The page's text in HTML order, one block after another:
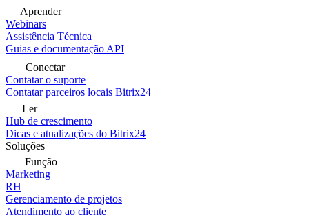
Aprender
Webinars
Assistência Técnica
Guias e documentação API
Conectar
Contatar o suporte
Contatar parceiros locais Bitrix24
Ler
Hub de crescimento
Dicas e atualizações do Bitrix24
Soluções
Função
Marketing
RH
Gerenciamento de projetos
Atendimento ao cliente